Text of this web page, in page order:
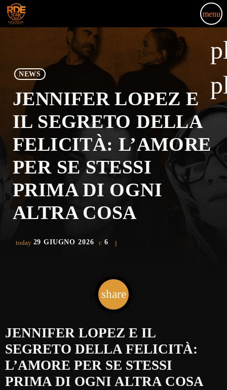
menu
NEWS
JENNIFER LOPEZ E
IL SEGRETO DELLA
FELICITÀ: L’AMORE
PER SE STESSI
PRIMA DI OGNI
ALTRA COSA
today 29 GIUGNO 2026 6
share
email
JENNIFER LOPEZ E IL
SEGRETO DELLA FELICITÀ:
L’AMORE PER SE STESSI
PRIMA DI OGNI ALTRA COSA